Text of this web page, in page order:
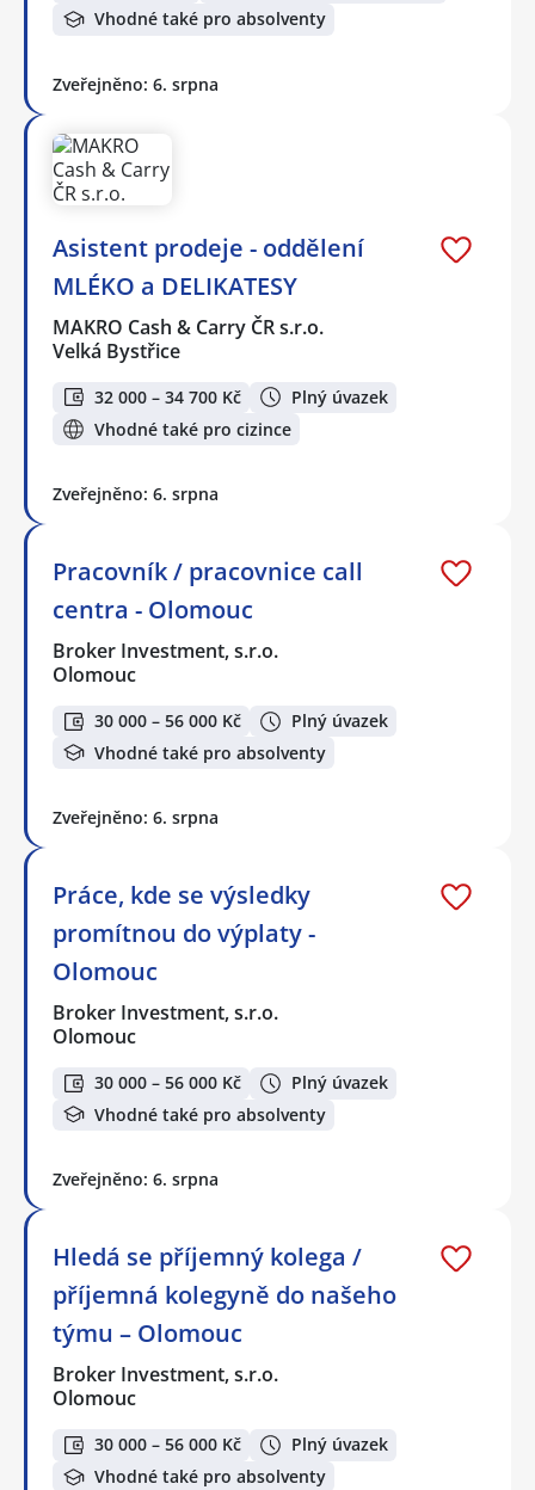
Vhodné také pro absolventy
Zveřejněno: 6. srpna
Asistent prodeje - oddělení
MLÉKO a DELIKATESY
MAKRO Cash & Carry ČR s.r.o.
Velká Bystřice
32 000 – 34 700 Kč
Plný úvazek
Vhodné také pro cizince
Zveřejněno: 6. srpna
Pracovník / pracovnice call
centra - Olomouc
Broker Investment, s.r.o.
Olomouc
30 000 – 56 000 Kč
Plný úvazek
Vhodné také pro absolventy
Zveřejněno: 6. srpna
Práce, kde se výsledky
promítnou do výplaty -
Olomouc
Broker Investment, s.r.o.
Olomouc
30 000 – 56 000 Kč
Plný úvazek
Vhodné také pro absolventy
Zveřejněno: 6. srpna
Hledá se příjemný kolega /
příjemná kolegyně do našeho
týmu – Olomouc
Broker Investment, s.r.o.
Olomouc
30 000 – 56 000 Kč
Plný úvazek
Vhodné také pro absolventy